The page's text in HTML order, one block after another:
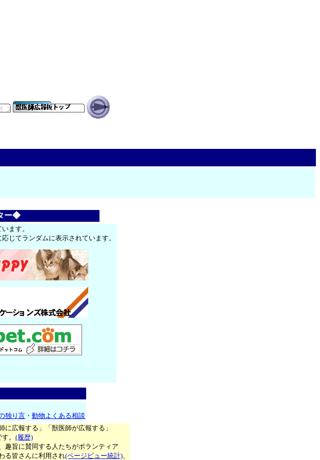
ー◆
ます。
じてランダムに表示されています。
独り言 ・動物よくある相談
に広報する」「獣医師が広報する」
す。(履歴)
趣旨に賛同する人たちがボランティア
る皆さんに利用され(ページビュー統計)、